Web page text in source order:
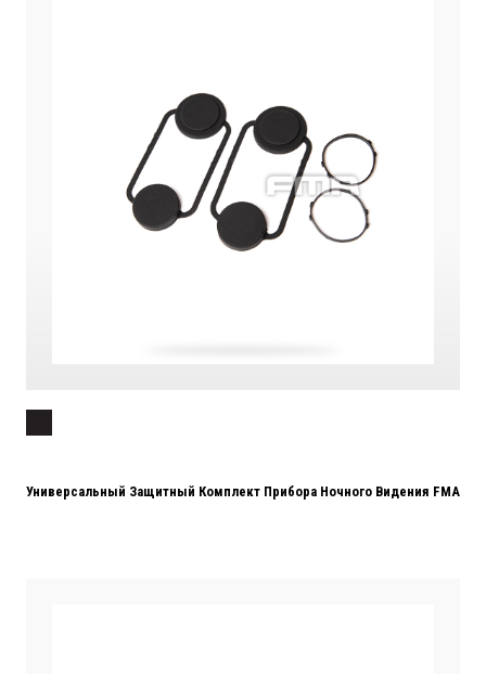
Универсальный Защитный Комплект Прибора Ночного Видения FMA